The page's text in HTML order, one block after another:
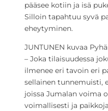
pääsee kotiin ja isä
Silloin tapahtuu syvä
eheytyminen.
JUNTUNEN kuvaa
– Joka tilaisuudessa
ilmenee eri tavoin eri
sellainen tunnemuisti,
joissa Jumalan voima
voimallisesti ja